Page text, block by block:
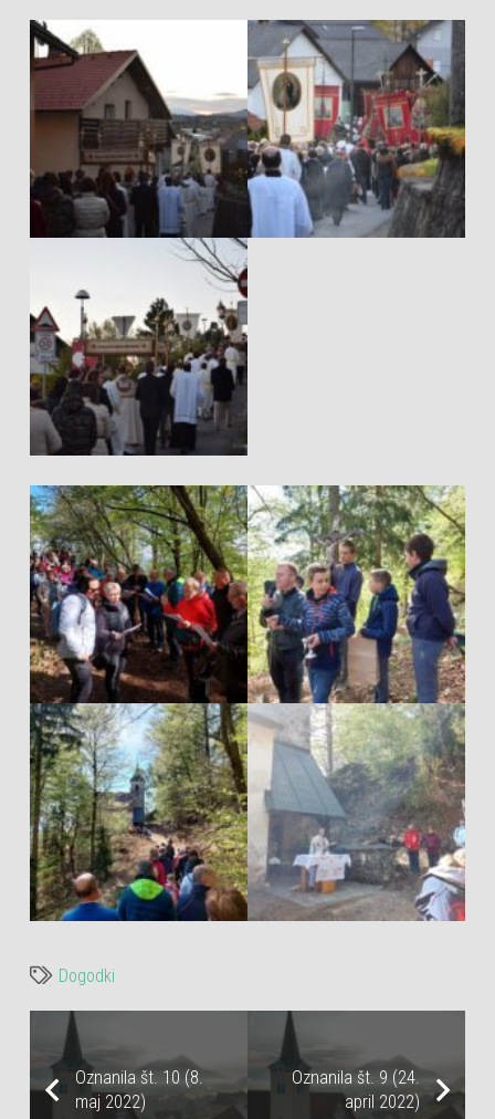
Dogodki
Oznanila št. 10 (8.
maj 2022)
Oznanila št. 9 (24.
april 2022)